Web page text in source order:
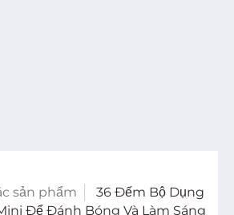
sản phẩm
36 Đếm Bộ Dụng
Để Đánh Bóng Và Làm Sáng